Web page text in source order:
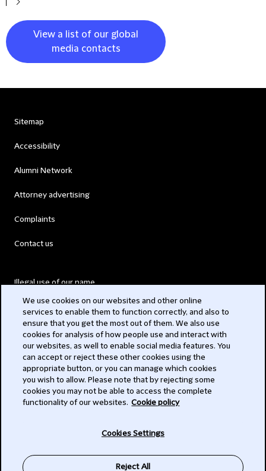
View a list of our global
media contacts
Sitemap
Accessibility
Alumni Network
Attorney advertising
Complaints
Contact us
Illegal use of our name
Modern Slavery Act
Privacy
Subscribe
We use cookies on our websites and other online
services to enable them to function correctly, and also to
ensure that you get the most out of them. We also use
cookies for analysis of how people use and interact with
our websites, as well to enable social media features. You
can accept or reject these other cookies using the
appropriate button, or you can manage which cookies
you wish to allow. Please note that by rejecting some
cookies you may not be able to access the complete
functionality of our websites. Cookie policy
Cookies Settings
Reject All